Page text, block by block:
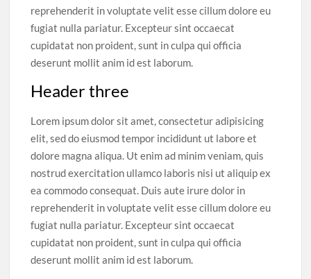
reprehenderit in voluptate velit esse cillum dolore eu
fugiat nulla pariatur. Excepteur sint occaecat
cupidatat non proident, sunt in culpa qui officia
deserunt mollit anim id est laborum.
Header three
Lorem ipsum dolor sit amet, consectetur adipisicing
elit, sed do eiusmod tempor incididunt ut labore et
dolore magna aliqua. Ut enim ad minim veniam, quis
nostrud exercitation ullamco laboris nisi ut aliquip ex
ea commodo consequat. Duis aute irure dolor in
reprehenderit in voluptate velit esse cillum dolore eu
fugiat nulla pariatur. Excepteur sint occaecat
cupidatat non proident, sunt in culpa qui officia
deserunt mollit anim id est laborum.